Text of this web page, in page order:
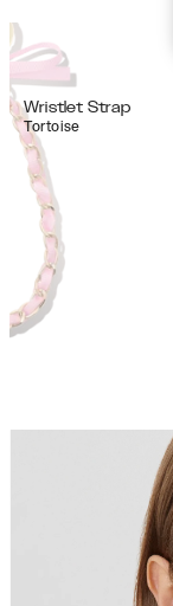
Wristlet Strap
Tortoise